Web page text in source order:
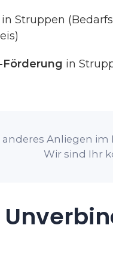
in Struppen
in
anderes Anliegen
Wir sind Ihr